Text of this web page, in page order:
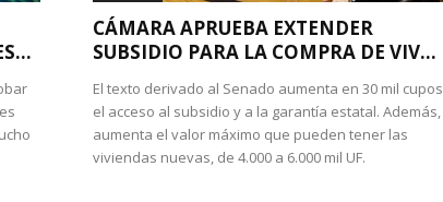
CÁMARA APRUEBA EXTENDER
SUBSIDIO PARA LA COMPRA DE VIV...
El texto derivado al Senado aumenta en 30 mil cupos
el acceso al subsidio y a la garantía estatal. Además,
aumenta el valor máximo que pueden tener las
viviendas nuevas, de 4.000 a 6.000 mil UF.